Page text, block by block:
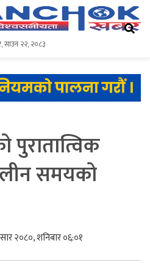
साउन २२,२०८३
,साउन २२, २०८३
पुरातात्विक
समयको
२०८०, शनिबार ०६:०१